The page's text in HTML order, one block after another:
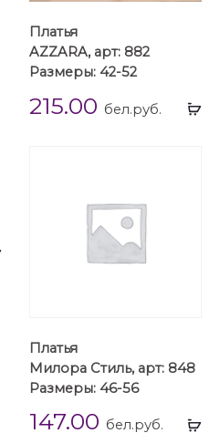
Платья
AZZARA, арт: 882
Размеры: 42-52
215.00 бел.руб.
Выбрать
Платья
Милора Стиль, арт: 848
Размеры: 46-56
147.00 бел.руб.